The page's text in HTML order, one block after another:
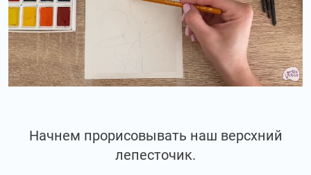
Начнем прорисовывать наш версхний
лепесточик.